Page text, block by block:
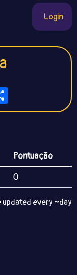
Login
Pontuação
0
updated every ~day